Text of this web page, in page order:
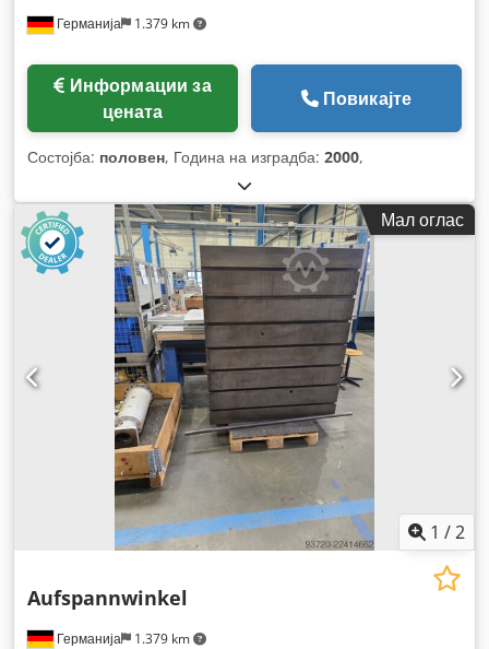
Германија 1.379 km
цената
Повикајте
Состојба: половен, Година на изградба: 2000,
Мал оглас
1 /2
Германија 1.379 km
Aufspannwinkel